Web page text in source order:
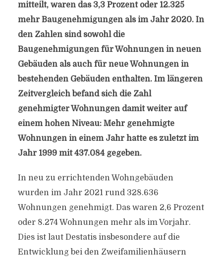
mitteilt, waren das 3,3 Prozent oder 12.325
mehr Baugenehmigungen als im Jahr 2020. In
den Zahlen sind sowohl die
Baugenehmigungen für Wohnungen in neuen
Gebäuden als auch für neue Wohnungen in
bestehenden Gebäuden enthalten. Im längeren
Zeitvergleich befand sich die Zahl
genehmigter Wohnungen damit weiter auf
einem hohen Niveau: Mehr genehmigte
Wohnungen in einem Jahr hatte es zuletzt im
Jahr 1999 mit 437.084 gegeben.
In neu zu errichtenden Wohngebäuden
wurden im Jahr 2021 rund 328.636
Wohnungen genehmigt. Das waren 2,6 Prozent
oder 8.274 Wohnungen mehr als im Vorjahr.
Dies ist laut Destatis insbesondere auf die
Entwicklung bei den Zweifamilienhäusern